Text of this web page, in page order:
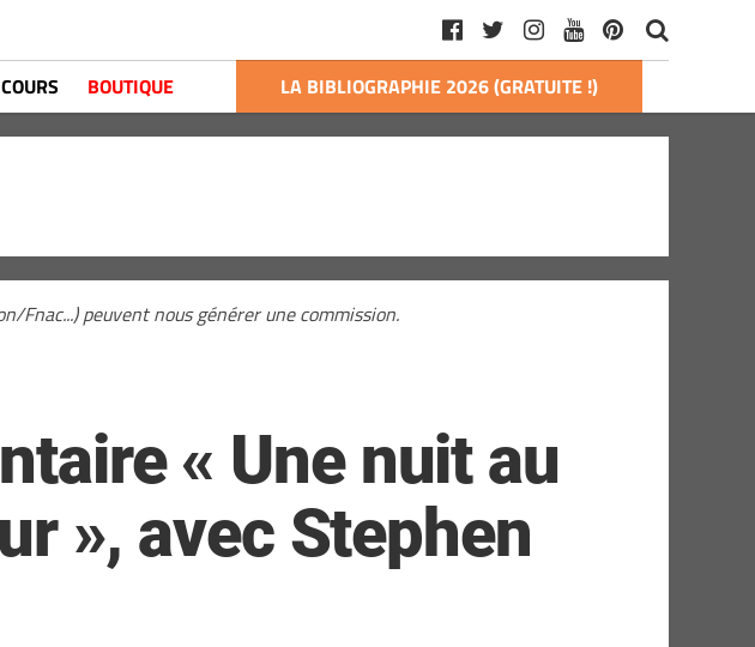
BOUTIQUE LA BIBLIOGRAPHIE 2026 (GRATUITE !)
Fnac...) peuvent nous générer une commission.
« Une nuit au
», avec Stephen